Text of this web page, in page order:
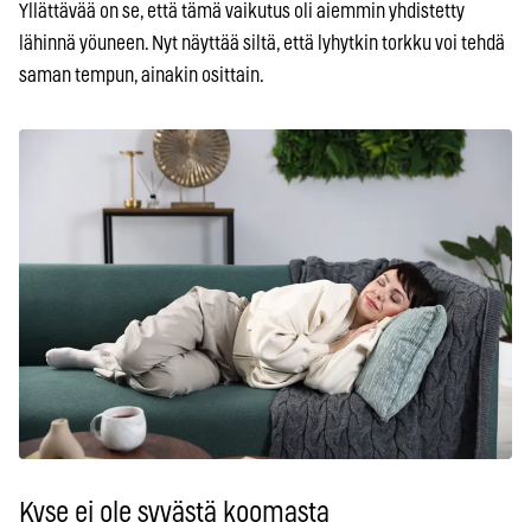
Yllättävää on se, että tämä vaikutus oli aiemmin yhdistetty
lähinnä yöuneen. Nyt näyttää siltä, että lyhytkin torkku voi tehdä
saman tempun, ainakin osittain.
Kyse ei ole syvästä koomasta